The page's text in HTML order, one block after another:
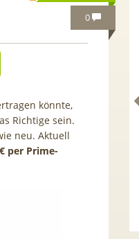
0
könnte,
Richtige sein.
neu. Aktuell
per Prime-
Anschlusskosten |